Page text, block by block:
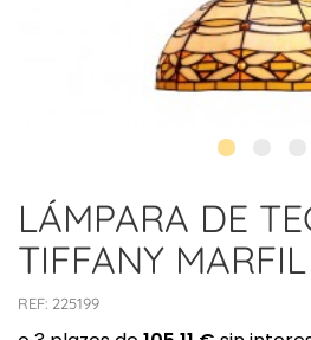
LÁMPARA DE
TIFFANY MARFIL
REF: 225199